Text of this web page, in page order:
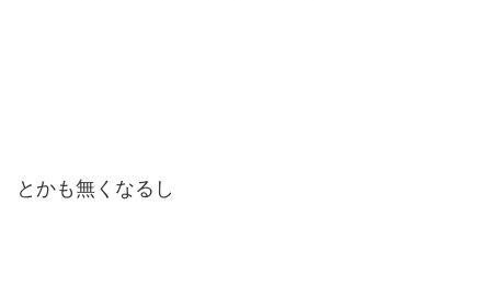
とかも無くなるし